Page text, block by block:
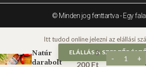
© Minden jog fenttartva - Egy
Pomodorini
Natúr
darabolt
3
200Ft
ELÁLLÁS A